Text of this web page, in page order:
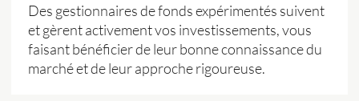
Des gestionnaires de fonds expérimentés suivent
et gèrent activement vos investissements, vous
faisant bénéficier de leur bonne connaissance du
marché et de leur approche rigoureuse.